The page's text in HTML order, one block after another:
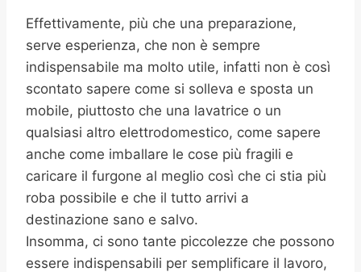
Effettivamente, più che una preparazione,
serve esperienza, che non è sempre
indispensabile ma molto utile, infatti non è così
scontato sapere come si solleva e sposta un
mobile, piuttosto che una lavatrice o un
qualsiasi altro elettrodomestico, come sapere
anche come imballare le cose più fragili e
caricare il furgone al meglio così che ci stia più
roba possibile e che il tutto arrivi a
destinazione sano e salvo.
Insomma, ci sono tante piccolezze che possono
essere indispensabili per semplificare il lavoro,